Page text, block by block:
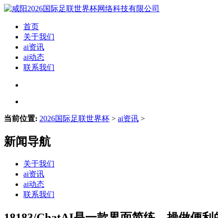
首页
关于我们
ai资讯
ai动态
联系我们
当前位置: 2026国际足联世界杯 > ai资讯 >
新闻导航
关于我们
ai资讯
ai动态
联系我们